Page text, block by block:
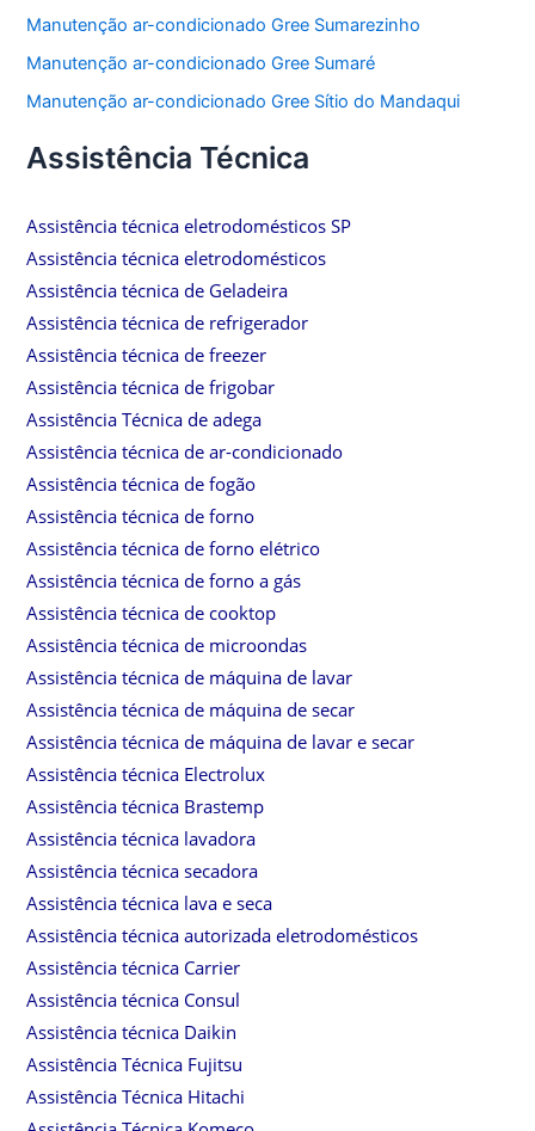
Manutenção ar-condicionado Gree Sumarezinho
Manutenção ar-condicionado Gree Sumaré
Manutenção ar-condicionado Gree Sítio do Mandaqui
Assistência Técnica
Assistência técnica eletrodomésticos SP
Assistência técnica eletrodomésticos
Assistência técnica de Geladeira
Assistência técnica de refrigerador
Assistência técnica de freezer
Assistência técnica de frigobar
Assistência Técnica de adega
Assistência técnica de ar-condicionado
Assistência técnica de fogão
Assistência técnica de forno
Assistência técnica de forno elétrico
Assistência técnica de forno a gás
Assistência técnica de cooktop
Assistência técnica de microondas
Assistência técnica de máquina de lavar
Assistência técnica de máquina de secar
Assistência técnica de máquina de lavar e secar
Assistência técnica Electrolux
Assistência técnica Brastemp
Assistência técnica lavadora
Assistência técnica secadora
Assistência técnica lava e seca
Assistência técnica autorizada eletrodomésticos
Assistência técnica Carrier
Assistência técnica Consul
Assistência técnica Daikin
Assistência Técnica Fujitsu
Assistência Técnica Hitachi